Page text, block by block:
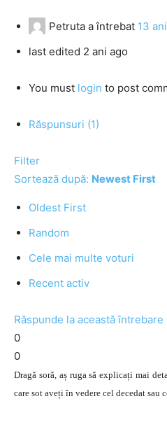
Petruta a întrebat 13
last edited 2 ani ago
You must login to post
Răspunsuri (1)
Filter
Sortează după: Newest First
Oldest First
Random
Cele mai multe voturi
Recent activ
Răspunde la această întrebare
0
0
Dragă soră, aș ruga să explicați mai
care sot aveți în vedere cel decedat sau